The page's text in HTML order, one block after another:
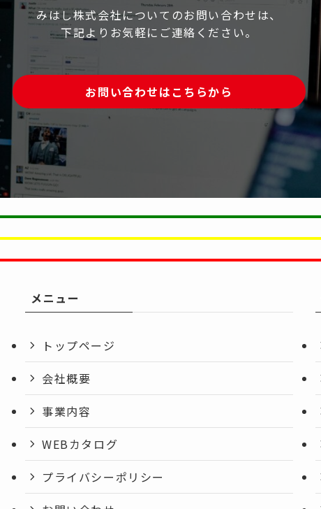
みはし株式会社についてのお問い合わせは、
下記よりお気軽にご連絡ください。
お問い合わせはこちらから
メニュー
トップページ
会社概要
事業内容
WEBカタログ
プライバシーポリシー